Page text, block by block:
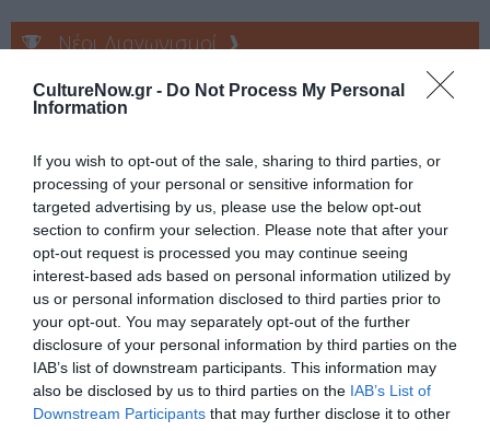
CultureNow.gr - Do Not Process My Personal
Information
If you wish to opt-out of the sale, sharing to third parties, or
processing of your personal or sensitive information for
targeted advertising by us, please use the below opt-out
section to confirm your selection. Please note that after your
opt-out request is processed you may continue seeing
interest-based ads based on personal information utilized by
us or personal information disclosed to third parties prior to
your opt-out. You may separately opt-out of the further
disclosure of your personal information by third parties on the
IAB’s list of downstream participants. This information may
also be disclosed by us to third parties on the IAB’s List of
Downstream Participants that may further disclose it to other
Νέοι Διαγωνισμοί ❯
Tags
Newsletter
Κάθε βδομάδα στο e-mail σας τα τελευταία νέα για
την Τέχνη και τον Πολιτισμό!
Ακολουθήστε το Culturenow.gr